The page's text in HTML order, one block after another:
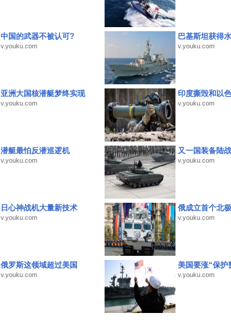
中国的武器不被认可?
v.youku.com
巴基斯坦获得
v.youku.com
亚洲大国核潜艇梦终实现
v.youku.com
印度撕毁和以
v.youku.com
潜艇最怕反潜巡逻机
v.youku.com
又一国装备陆
v.youku.com
日心神战机大量新技术
v.youku.com
俄成立首个北
v.youku.com
俄罗斯这领域超过美国
v.youku.com
美国要涨“保护
v.youku.com